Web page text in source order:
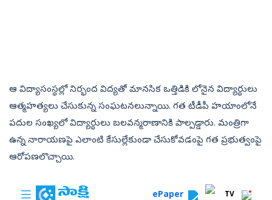
ఆ విద్యాసంస్థల్లో నిర్భంద విద్యతో మానసిక ఒత్తిడికి లోనైన విద్యార్థులు
ఆత్మహత్యలు చేసుకున్న సంఘటనలున్నాయి. గత టీడీపీ హయాంలోనే
పదుల సంఖ్యలో విద్యార్థులు బలవన్మరాణానికి పాల్పడ్డారు. మంత్రిగా
ఉన్న నారాయణపై ఎలాంటి కేసుల్లేకుండా చేసుకోవడంపై గత ప్రభుత్వంపై
ఆరోపణలొచ్చాయి.